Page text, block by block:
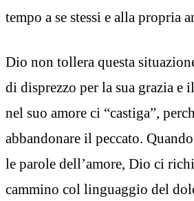
tempo a se stessi e alla propria
Dio non tollera questa
di disprezzo per la sua grazia e
nel suo amore ci “castiga”,
abbandonare il peccato.
le parole dell’amore, Dio ci
cammino col linguaggio del